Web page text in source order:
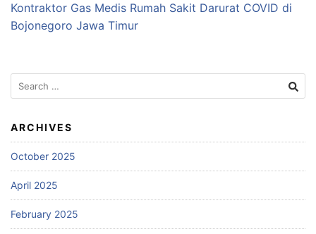
Kontraktor Gas Medis Rumah Sakit Darurat COVID di
Bojonegoro Jawa Timur
Search
for:
ARCHIVES
October 2025
April 2025
February 2025